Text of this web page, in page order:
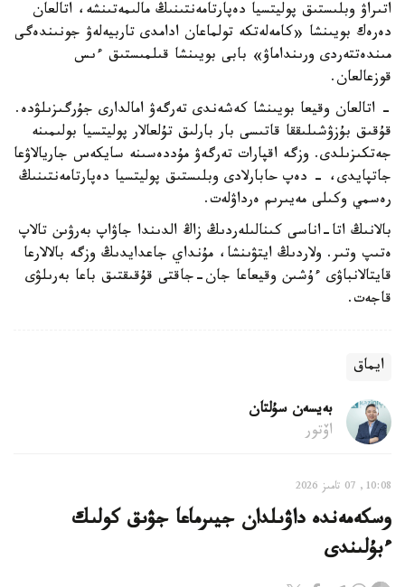
اتىراۋ وبلىستىق پوليتسيا دەپارتامەنتىنىڭ مالىمەتىنشە، اتالعان
دەرەك بويىنشا «كامەلەتكە تولماعان ادامدى تاربيەلەۋ جونىندەگى
مىندەتتەردى ورىنداماۋ» بابى بويىنشا قىلمىستىق ءىس
قوزعالعان.
- اتالعان وقيعا بويىنشا كەشەندى تەرگەۋ امالدارى جۇرگىزىلۋدە.
قۇقىق بۇزۋشىلىققا قاتىسى بار بارلىق تۇلعالار پوليتسيا بولىمىنە
جەتكىزىلدى. وزگە اقپارات تەرگەۋ مۇددەسىنە سايكەس جاريالاۋعا
جاتپايدى، - دەپ حابارلادى وبلىستىق پوليتسيا دەپارتامەنتىنىڭ
رەسمي وكىلى مەيىرىم ەرداۋلەت.
بالانىڭ اتا-اناسى كىنالىلەردىڭ زاڭ الدىندا جاۋاپ بەرۋىن تالاپ
ەتىپ وتىر. ولاردىڭ ايتۋىنشا، مۇنداي جاعدايدىڭ وزگە بالالارعا
قايتالانباۋى ءۇشىن وقيعاعا جان-جاقتى قۇقىقتىق باعا بەرىلۋى
قاجەت.
ايماق
بەيسەن سۇلتان
اۆتور
10:08, 07 تامىز 2026
وسكەمەندە داۋىلدان جيىرماعا جۋىق كولىك
ءبۇلىندى